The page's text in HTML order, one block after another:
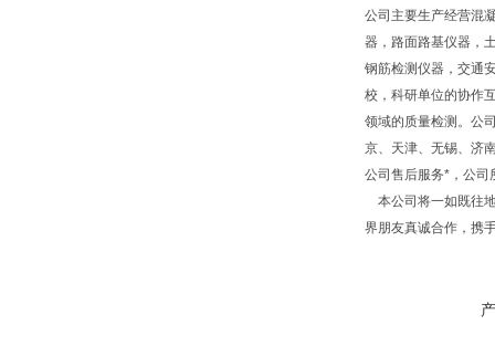
公司主要生产经营混
器，路面路基仪器，
钢筋检测仪器，交通
校，科研单位的协作
领域的质量检测。公
京、天津、无锡、济
公司售后服务*，公司
本公司将一如既往
界朋友真诚合作，携